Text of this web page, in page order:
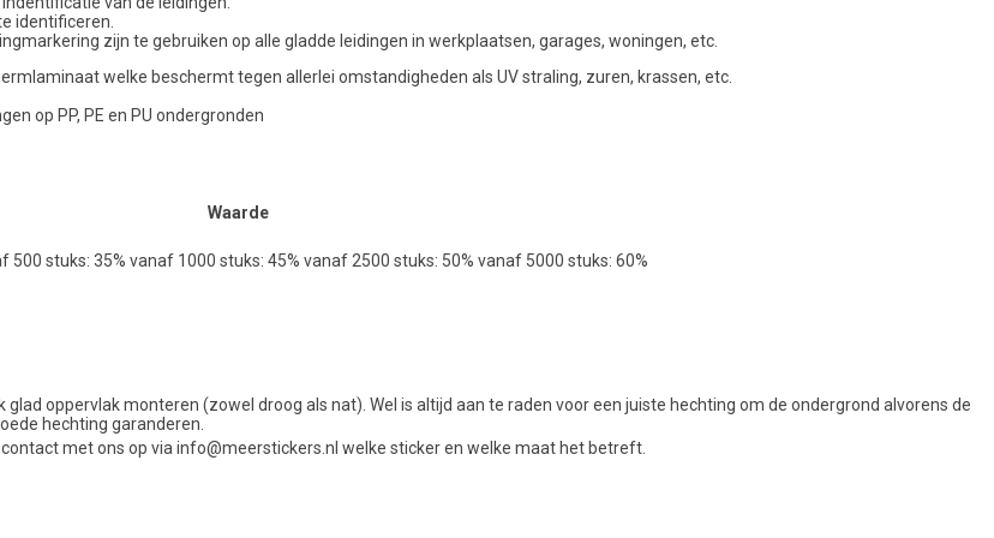
identificeren.
zijn te gebruiken op alle gladde leidingen in werkplaatsen, garages, woningen, etc.
welke beschermt tegen allerlei omstandigheden als UV straling, zuren, krassen, etc.
op PP, PE en PU ondergronden
Waarde
stuks: 35% vanaf 1000 stuks: 45% vanaf 2500 stuks: 50% vanaf 5000 stuks: 60%
oppervlak monteren (zowel droog als nat). Wel is altijd aan te raden voor een juiste hechting om de ondergrond alvorens de
hechting garanderen.
met ons op via info@meerstickers.nl welke sticker en welke maat het betreft.